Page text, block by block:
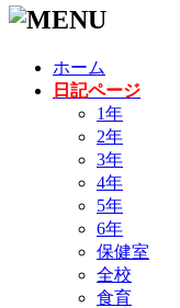
ホーム
日記ページ
1年
2年
3年
4年
5年
6年
保健室
全校
食育